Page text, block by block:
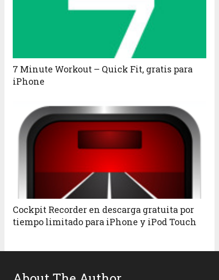
7 Minute Workout – Quick Fit, gratis para
iPhone
Cockpit Recorder en descarga gratuita por
tiempo limitado para iPhone y iPod Touch